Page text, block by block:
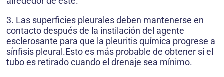
3. Las superficies pleurales deben mantenerse en
contacto después de la instilación del agente
esclerosante para que la pleuritis química progrese a
sínfisis pleural.Esto es más probable de obtener si el
tubo es retirado cuando el drenaje sea mínimo.